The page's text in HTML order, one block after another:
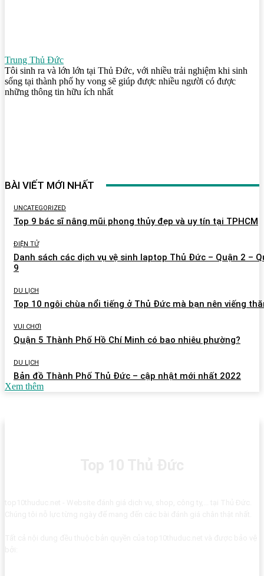
Trung Thủ Đức
Tôi sinh ra và lớn lớn tại Thủ Đức, với nhiều trải nghiệm khi sinh
sống tại thành phố hy vong sẽ giúp được nhiều người có được
những thông tin hữu ích nhất
BÀI VIẾT MỚI NHẤT
UNCATEGORIZED
Top 9 bác sĩ nâng mũi phong thủy đẹp và uy tín tại TPHCM
ĐIỆN TỬ
Danh sách các dịch vụ vệ sinh laptop Thủ Đức – Quận 2 –
9
DU LỊCH
Top 10 ngôi chùa nổi tiếng ở Thủ Đức mà bạn nên viếng
VUI CHƠI
Quận 5 Thành Phố Hồ Chí Minh có bao nhiêu phường?
DU LỊCH
Bản đồ Thành Phố Thủ Đức – cập nhật mới nhất 2022
Xem thêm